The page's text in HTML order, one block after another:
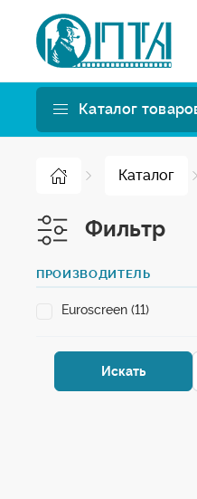
Каталог
Каталог
Фильтр
ПРОИЗВОДИТЕЛЬ
Euroscreen (11)